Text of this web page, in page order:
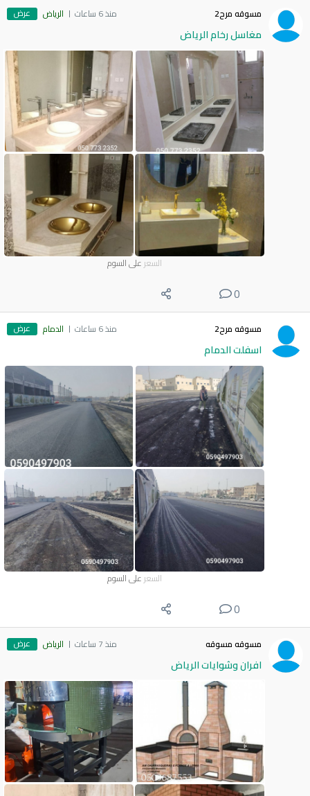
مسوقه مرح2 منذ 6 ساعات الرياض عرض
مغاسل رخام الرياض
السعر على السوم
0
مسوقه مرح2 منذ 6 ساعات الدمام عرض
اسفلت الدمام
السعر على السوم
0
مسوقه مسوقه منذ 7 ساعات الرياض عرض
افران وشوايات الرياض